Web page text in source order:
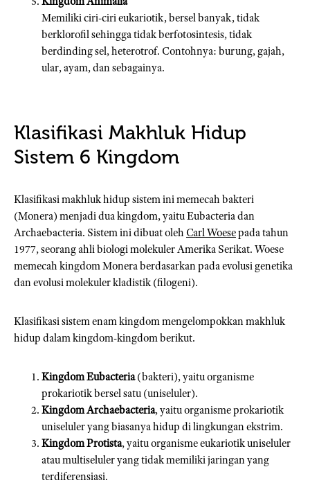
Memiliki ciri-ciri eukariotik, bersel banyak, tidak
berklorofil sehingga tidak berfotosintesis, tidak
berdinding sel, heterotrof. Contohnya: burung, gajah,
ular, ayam, dan sebagainya.
Klasifikasi Makhluk Hidup
Sistem 6 Kingdom
Klasifikasi makhluk hidup sistem ini memecah bakteri
(Monera) menjadi dua kingdom, yaitu Eubacteria dan
Archaebacteria. Sistem ini dibuat oleh Carl Woesepada tahun
1977, seorang ahli biologi molekuler Amerika Serikat. Woese
memecah kingdom Monera berdasarkan pada evolusi genetika
dan evolusi molekuler kladistik (filogeni).
Klasifikasi sistem enam kingdom mengelompokkan makhluk
hidup dalam kingdom-kingdom berikut.
Kingdom Eubacteria(bakteri), yaitu organisme
prokariotik bersel satu (uniseluler).
Kingdom Archaebacteria, yaitu organisme prokariotik
uniseluler yang biasanya hidup di lingkungan ekstrim.
Kingdom Protista, yaitu organisme eukariotik uniseluler
atau multiseluler yang tidak memiliki jaringan yang
terdiferensiasi.